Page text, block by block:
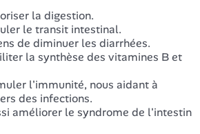
la digestion.
le transit intestinal.
de diminuer les diarrhées.
la synthèse des vitamines B et
l'immunité, nous aidant à
des infections.
améliorer le syndrome de l'intestin